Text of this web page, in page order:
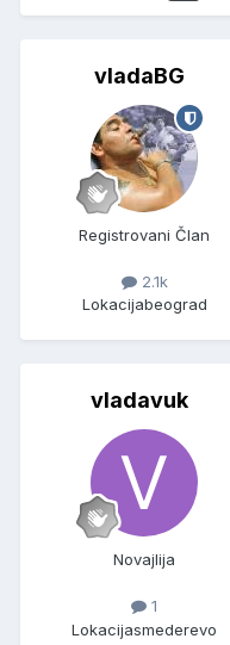
vladaBG
Registrovani Član
2.1k
Lokacijabeograd
vladavuk
Novajlija
1
Lokacijasmederevo